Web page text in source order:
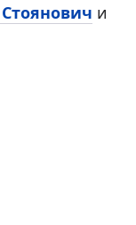
и